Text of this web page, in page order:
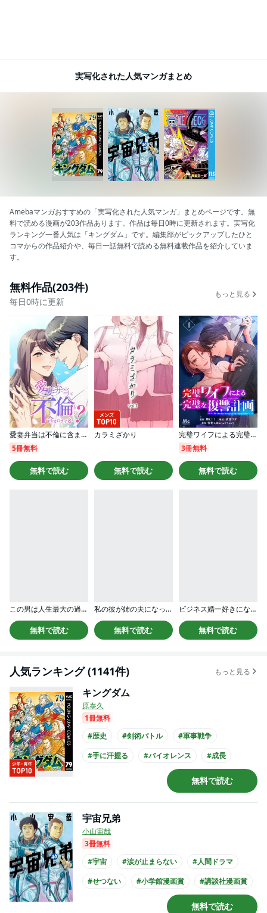
実写化された人気マンガまとめ
Amebaマンガおすすめの「実写化された人気マンガ」まとめページです。無
料で読める漫画が203作品あります。作品は毎日0時に更新されます。実写化
ランキング一番人気は「キングダム」です。編集部がピックアップしたひと
コマからの作品紹介や、毎日一話無料で読める無料連載作品を紹介していま
す。
無料作品(203件)
毎日0時に更新
もっと見る
愛妻弁当は不倫に含まれますか？【タテヨミ】
5冊無料
無料で読む
カラミざかり
無料で読む
完璧ワイフによる完璧な復讐計画
3冊無料
無料で読む
この男は人生最大の過ちです
無料で読む
私の彼が姉の夫になった理由【合本版】
無料で読む
ビジネス婚ー好きになったら離婚しますー【単行本版】
無料で読む
人気ランキング (1141件) もっと見る
キングダム
原泰久
1冊無料
#歴史
#剣術バトル
#軍事戦争
#手に汗握る
#バイオレンス
#成長
#戦場
#TSUTAYA大賞
無料で読む
宇宙兄弟
小山宙哉
3冊無料
#宇宙
#涙が止まらない
#人間ドラマ
#せつない
#小学館漫画賞
#講談社漫画賞
#実写化 #映画化
無料で読む